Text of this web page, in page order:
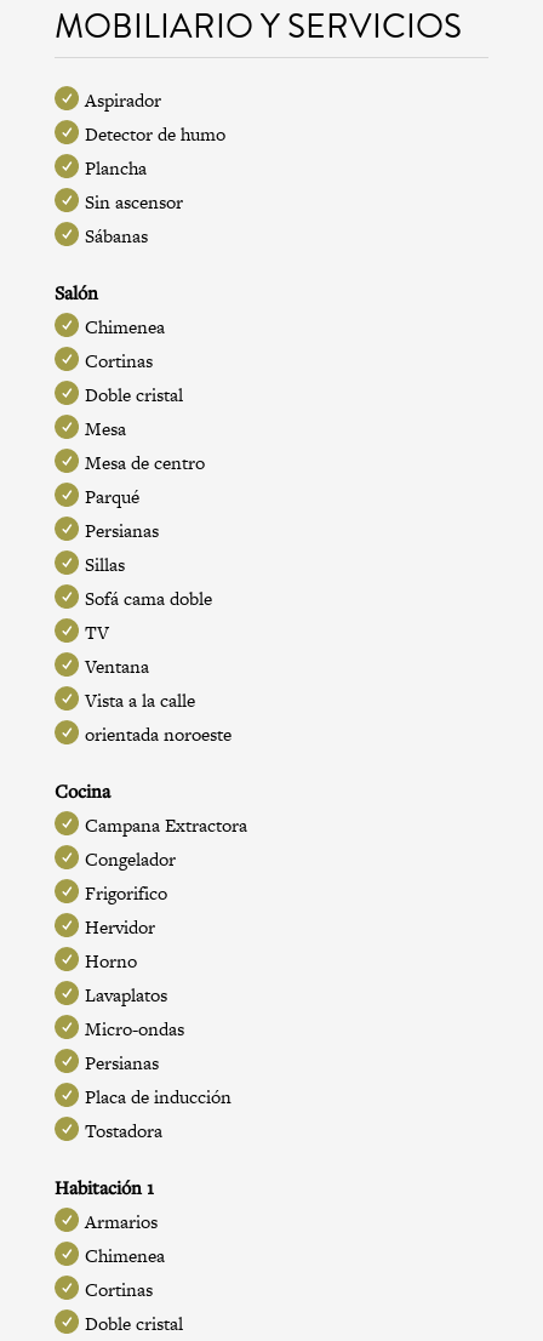
MOBILIARIO Y SERVICIOS
Aspirador
Detector de humo
Plancha
Sin ascensor
Sábanas
Salón
Chimenea
Cortinas
Doble cristal
Mesa
Mesa de centro
Parqué
Persianas
Sillas
Sofá cama doble
TV
Ventana
Vista a la calle
orientada noroeste
Cocina
Campana Extractora
Congelador
Frigorifico
Hervidor
Horno
Lavaplatos
Micro-ondas
Persianas
Placa de inducción
Tostadora
Habitación 1
Armarios
Chimenea
Cortinas
Doble cristal